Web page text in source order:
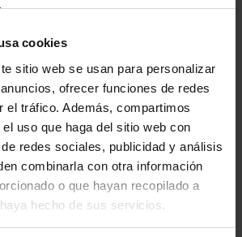
cookies
sitio web se usan para personalizar
ofrecer funciones de redes
el tráfico. Además, compartimos
uso que haga del sitio web con
redes sociales, publicidad y análisis
combinarla con otra información
o que hayan recopilado a
hecho de sus servicios.
Suscribirme
Conoce
Nuestros